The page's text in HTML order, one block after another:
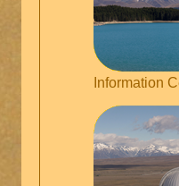
Information